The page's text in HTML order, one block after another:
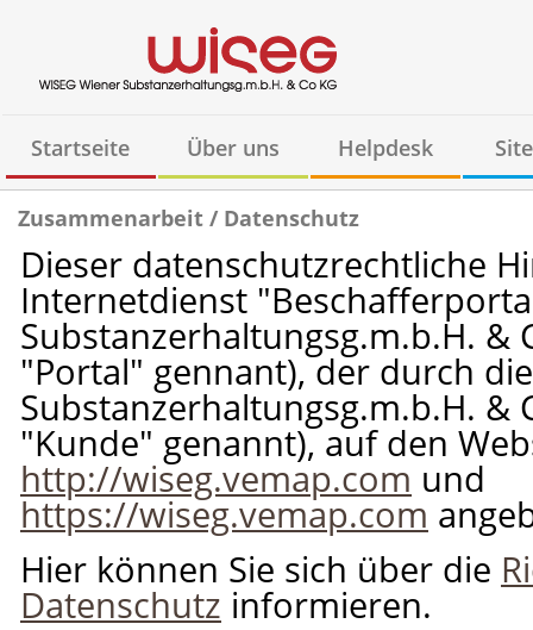
Startseite Über uns Helpdesk
Zusammenarbeit / Datenschutz
Dieser datenschutzrechtliche
Internetdienst
Substanzerhaltungsg.m.b.H. &
"Portal" gennant), der durch
Substanzerhaltungsg.m.b.H. &
"Kunde" genannt), auf den
http://wiseg.vemap.com und
https://wiseg.vemap.com
Hier können Sie sich über die
Datenschutz informieren.